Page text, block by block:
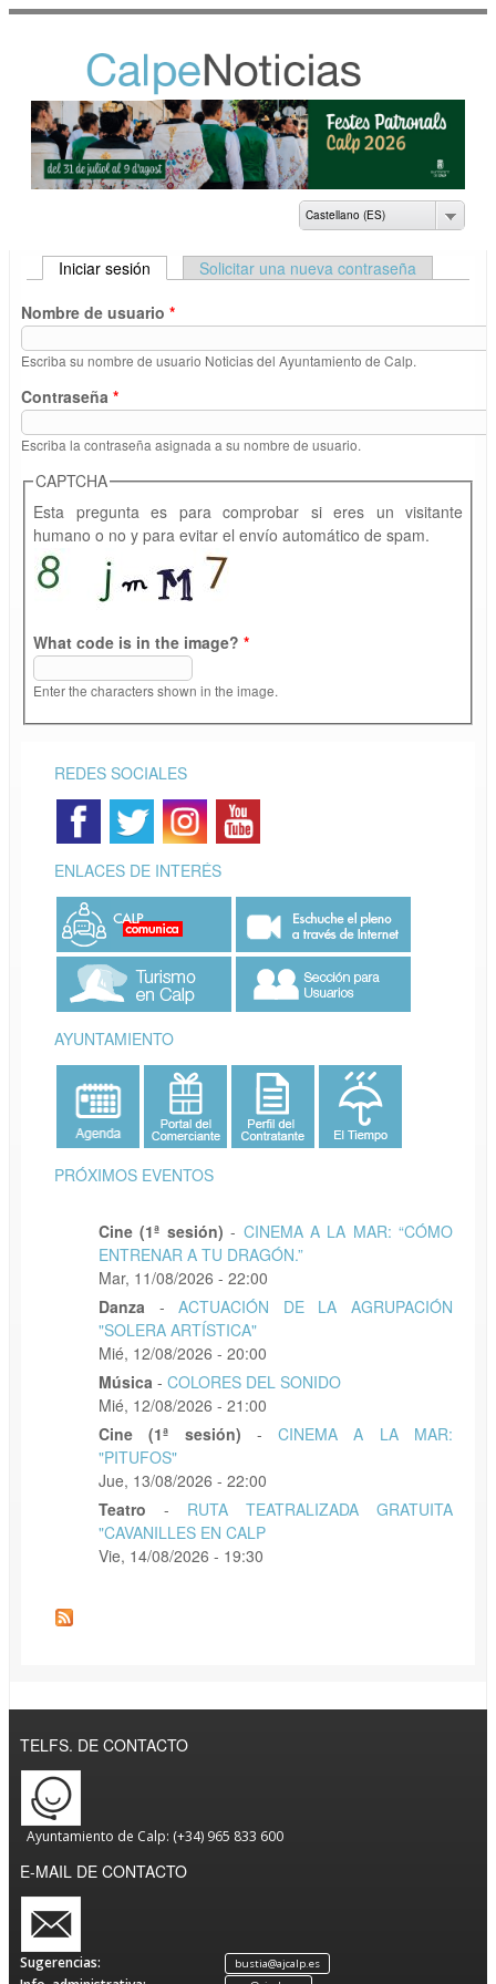
principal
NOTICIAS DEL
AYUNTAMIENTO DE
Castellano (ES)
SOLAPAS PRINCIPALES
Iniciar sesión (solapa activa)
Solicitar una nueva contraseña
Nombre de usuario *
Escriba su nombre de usuario Noticias del Ayuntamiento de Calp.
Contraseña *
Escriba la contraseña asignada a su nombre de usuario.
CAPTCHA
Esta pregunta es para comprobar si eres un visitante
humano o no y para evitar el envío automático de spam.
What code is in the image? *
Enter the characters shown in the image.
REDES SOCIALES
ENLACES DE INTERÉS
AYUNTAMIENTO
PRÓXIMOS EVENTOS
Cine (1ª sesión) - CINEMA A LA MAR: “CÓMO
ENTRENAR A TU DRAGÓN.”
Mar, 11/08/2026 - 22:00
Danza
-ACTUACIÓN DE LA AGRUPACIÓN
"SOLERA ARTÍSTICA"
Mié, 12/08/2026 - 20:00
Música - COLORES DEL SONIDO
Mié, 12/08/2026 - 21:00
Cine (1ª sesión)
-CINEMA A LA MAR:
"PITUFOS"
Jue, 13/08/2026 - 22:00
Teatro
- RUTA TEATRALIZADA GRATUITA
"CAVANILLES EN CALP
Vie, 14/08/2026 - 19:30
TELFS. DE CONTACTO
Ayuntamiento de Calp: (+34) 965 833 600
E-MAIL DE CONTACTO
Sugerencias: bustia@ajcalp.es